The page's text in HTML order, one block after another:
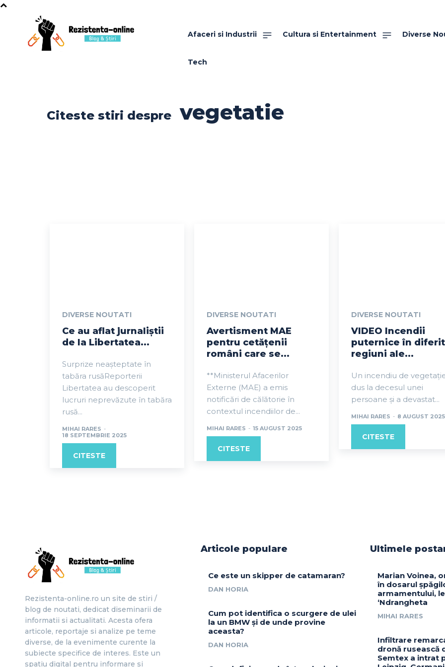
Afaceri si Industrii Cultura si Entertainment Diverse
Tech
Citeste stiri despre vegetatie
DIVERSE NOUTATI
Ce au aflat jurnaliștii
de la Libertatea...
Surprize neașteptate în
tabăra rusăReporterii
Libertatea au descoperit
lucruri neprevăzute în tabăra
rusă...
MIHAI RARES -
18 SEPTEMBRIE 2025
CITESTE
DIVERSE NOUTATI
Avertisment MAE
pentru cetățenii
români care se...
**Ministerul Afacerilor
Externe (MAE) a emis
notificări de călătorie în
contextul incendiilor de...
MIHAI RARES - 15 AUGUST 2025
CITESTE
DIVERSE NOUTATI
VIDEO Incendii
puternice în
regiuni ale...
Un incendiu de
dus la decesul unei
persoane și a devastat...
MIHAI RARES - 8 AUGUST 2025
CITESTE
Rezistenta-online.ro un site de stiri /
blog de noutati, dedicat diseminarii de
informatii si actualitati. Acesta ofera
articole, reportaje si analize pe teme
diverse, de la evenimente curente la
subiecte specifice de interes. Este un
spatiu digital pentru informare si
Articole populare
Ce este un skipper de catamaran?
DAN HORIA
Cum pot identifica o scurgere de ulei
la un BMW și de unde provine
aceasta?
DAN HORIA
Ultimele
Marian Voinea,
în dosarul
armamentului,
‘Ndrangheta
MIHAI RARES
Infiltrare
dronă rusească
Semtex a intrat